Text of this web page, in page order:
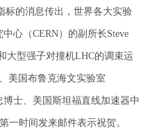
标的消息传出，世界各大实验
心（CERN）的副所长Steve
大型强子对撞机LHC的调束运
美国布鲁克海文实验室
博士、美国斯坦福直线加速器中
一时间发来邮件表示祝贺。